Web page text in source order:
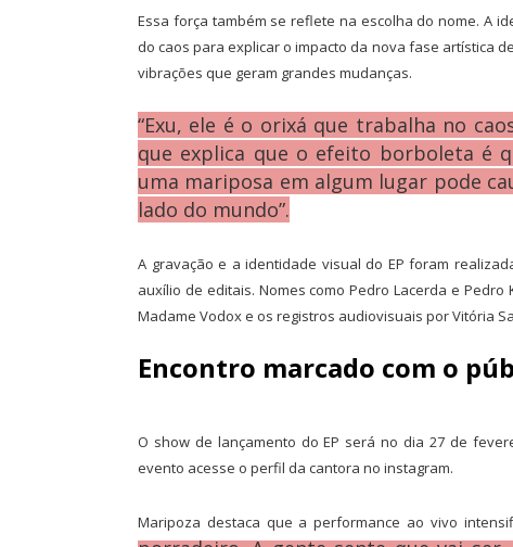
Essa força também se reflete na escolha do nome. A
do caos para explicar o impacto da nova fase artística
vibrações que geram grandes mudanças.
“Exu, ele é o orixá que trabalha no
que explica que o efeito borboleta é
uma mariposa em algum lugar pode
lado do mundo”.
A gravação e a identidade visual do EP foram
auxílio de editais. Nomes como Pedro Lacerda e
Madame Vodox e os registros audiovisuais por Vitória
Encontro marcado com o
O show de lançamento do EP será no dia 27 de
evento acesse o perfil da cantora no instagram.
Maripoza destaca que a performance ao vivo